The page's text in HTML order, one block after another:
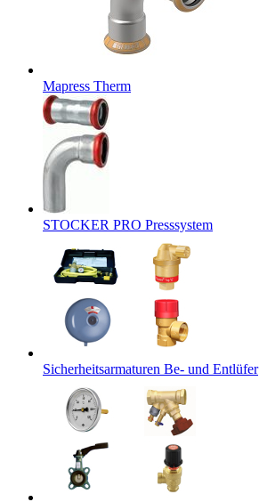
Mapress Therm
STOCKER PRO Presssystem
Sicherheitsarmaturen Be- und Entlüfer